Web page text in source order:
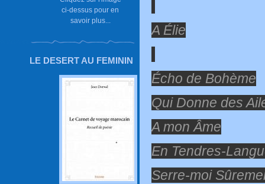
ci-dessus pour en
savoir plus...
LE DESERT AU FEMININ
A Élie
Écho de Bohème
Qui Donne des
A mon Âme
En Tendres-
Serre-moi